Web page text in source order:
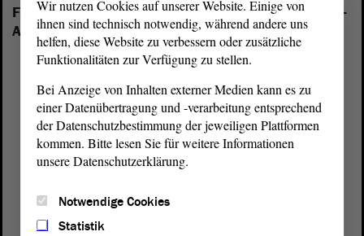
Folgende Fraktionen sind im Landtag von Sachsen-
Anhalt vertreten:
Wir nutzen Cookies auf unserer Website. Einige von
ihnen sind technisch notwendig, während andere uns
helfen, diese Website zu verbessern oder zusätzliche
Funktionalitäten zur Verfügung zu stellen.
Bei Anzeige von Inhalten externer Medien kann es zu
einer Datenübertragung und -verarbeitung entsprechend
der Datenschutzbestimmung der jeweiligen Plattformen
kommen. Bitte lesen Sie für weitere Informationen
unsere Datenschutzerklärung.
Notwendige Cookies
Statistik